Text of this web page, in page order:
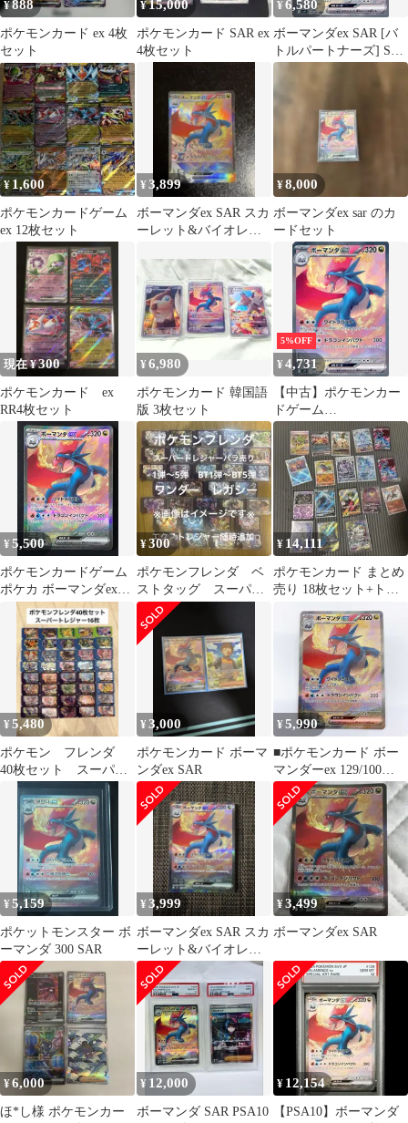
¥888
ポケモンカード ex 4枚
セット
¥15,000
ポケモンカード SAR ex
4枚セット
¥6,580
ボーマンダex SAR [バ
トルパートナーズ] SV9
129/100 ポケモンカード
ポケカ
¥1,600
ポケモンカードゲーム
ex 12枚セット
¥3,899
ボーマンダex SAR スカ
ーレット&バイオレッ
ートナ③
¥8,000
ボーマンダex sar のカ
ードセット
現在 ¥300
ポケモンカード ex
RR4枚セット
¥6,980
ポケモンカード 韓国語
版 3枚セット
5%OFF
¥4,731
【中古】ポケモンカー
ドゲーム
129/100[SAR]：(キラ)
ボーマンダex
¥5,500
ポケモンカードゲーム
ポケカ ボーマンダex
SAR SV9-129 SV9 拡張
パック「バトルパート
ナーズ」 トレカ TCG
264
¥300
ポケモンフレンダ ベ
ストタッグ スーパー
トレジャー ワンダ
ー レガシー バラ売
り
¥ 14,111
ポケモンカード まとめ
売り 18枚セット+トド
¥5,480
ポケモン フレンダ
40枚セット スーパー
トレジャー
¥3,000
ポケモンカード ボーマ
ンダex SAR
¥5,990
■ポケモンカード ボー
マンダーex 129/100
SAR 美品■
¥5,159
ポケットモンスター ボ
ーマンダ 300 SAR
¥3,999
ボーマンダex SAR スカ
ーレット&バイオレッ
ト 拡張パック バトルパ
ートナ…
¥3,499
ボーマンダex SAR
¥6,000
ほ*し様 ポケモンカー
¥ 12,000
ボーマンダ SAR PSA10
¥ 12,154
【PSA10】ボーマンダ